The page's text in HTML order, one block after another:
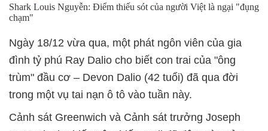
Shark Louis Nguyễn: Điểm thiếu sót của người Việt là ngại "đụng
chạm"
Ngày 18/12 vừa qua, một phát ngôn viên của gia
đình tỷ phú Ray Dalio cho biết con trai của "ông
trùm" đầu cơ – Devon Dalio (42 tuổi) đã qua đời
trong một vụ tai nạn ô tô vào tuần này.
Cảnh sát Greenwich và Cảnh sát trưởng Joseph